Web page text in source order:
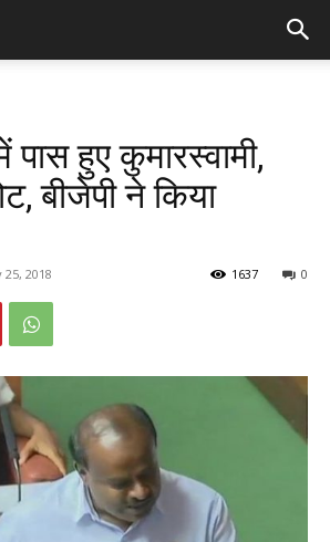
हुए कुमारस्वामी,
बीजेपी ने किया
25, 2018 0
1637